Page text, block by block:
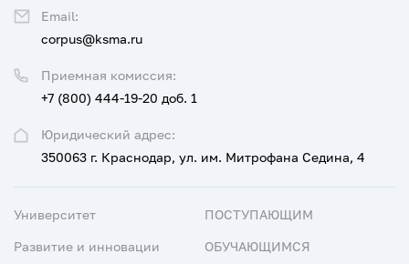
Юридический адрес:
350063 г. Краснодар, ул. им. Митрофана Седина, 4
Приемная комиссия:
+7 (800) 444-19-20 доб. 1
Email:
corpus@ksma.ru
Университет
Развитие и инновации
ПОСТУПАЮЩИМ
ОБУЧАЮЩИМСЯ